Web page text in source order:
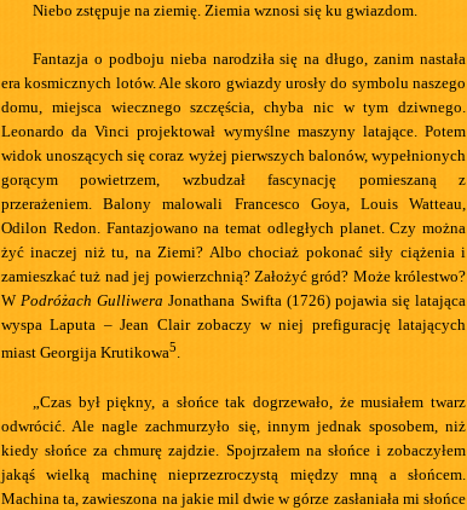
Niebo zstępuje na ziemię. Ziemia wznosi się ku gwiazdom.
Fantazja o podboju nieba narodziła się na długo, zanim nastała
era kosmicznych lotów. Ale skoro gwiazdy urosły do symbolu naszego
domu, miejsca wiecznego szczęścia, chyba nic w tym dziwnego.
Leonardo da Vinci projektował wymyślne maszyny latające. Potem
widok unoszących się coraz wyżej pierwszych balonów, wypełnionych
gorącym powietrzem, wzbudzał fascynację pomieszaną z
przerażeniem. Balony malowali Francesco Goya, Louis Watteau,
Odilon Redon. Fantazjowano na temat odległych planet. Czy można
żyć inaczej niż tu, na Ziemi? Albo chociaż pokonać siły ciążenia i
zamieszkać tuż nad jej powierzchnią? Założyć gród? Może królestwo?
WPodróżach Gulliwera Jonathana Swifta (1726) pojawia się latająca
wyspa Laputa – Jean Clair zobaczy w niej prefigurację latających
miast Georgija Krutikowa5.
„Czas był piękny, a słońce tak dogrzewało, że musiałem twarz
odwrócić. Ale nagle zachmurzyło się, innym jednak sposobem, niż
kiedy słońce za chmurę zajdzie. Spojrzałem na słońce i zobaczyłem
jakąś wielką machinę nieprzezroczystą między mną a słońcem.
Machina ta, zawieszona na jakie mil dwie w górze zasłaniała mi słońce